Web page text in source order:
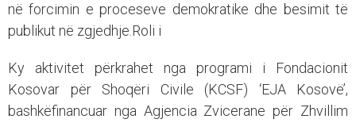
në forcimin e proceseve demokratike dhe besimit të
publikut në zgjedhje.Roli i
Ky aktivitet përkrahet nga programi i Fondacionit
Kosovar për Shoqëri Civile (KCSF) ‘EJA Kosovë’,
bashkëfinancuar nga Agjencia Zvicerane për Zhvillim